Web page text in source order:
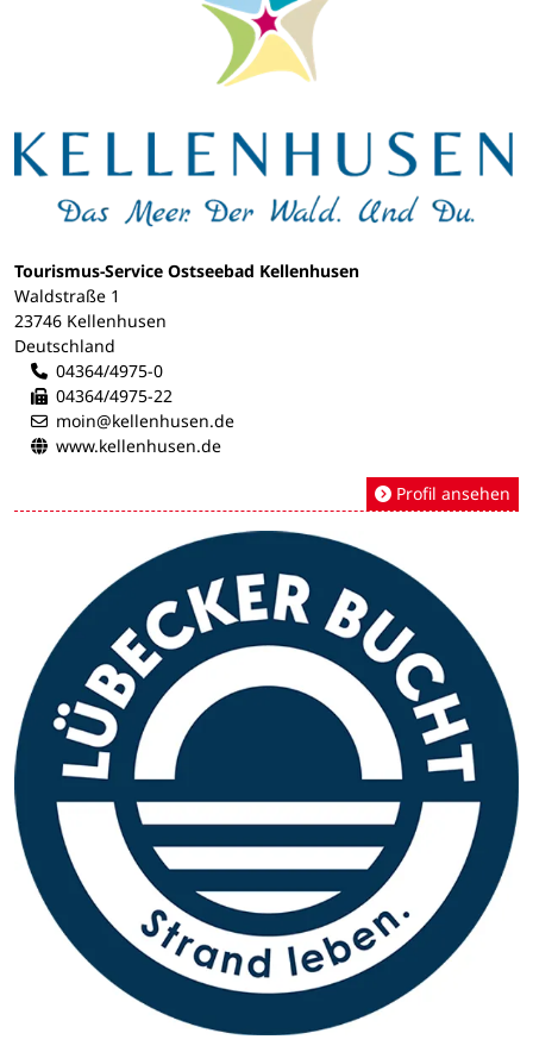
Tourismus-Service Ostseebad Kellenhusen
Waldstraße 1
23746 Kellenhusen
Deutschland
04364/4975-0
04364/4975-22
moin@kellenhusen.de
www.kellenhusen.de
Profil ansehen